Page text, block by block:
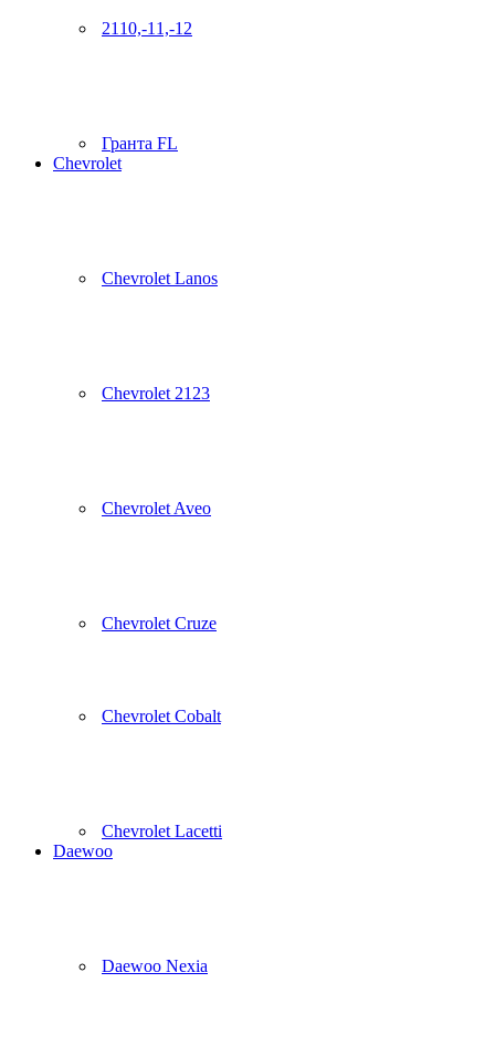
2110,-11,-12
Гранта FL
Chevrolet
Chevrolet Lanos
Chevrolet 2123
Chevrolet Aveo
Chevrolet Cruze
Chevrolet Cobalt
Chevrolet Lacetti
Daewoo
Daewoo Nexia